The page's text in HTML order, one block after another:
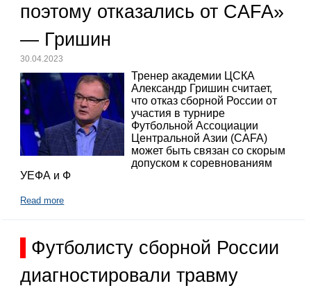
поэтому отказались от CAFA»
— Гришин
30.04.2023
Тренер академии ЦСКА
Александр Гришин считает,
что отказ сборной России от
участия в турнире
Футбольной Ассоциации
Центральной Азии (CAFA)
может быть связан со скорым
допуском к соревнованиям
УЕФА и Ф
Read more
Футболисту сборной России
диагностировали травму